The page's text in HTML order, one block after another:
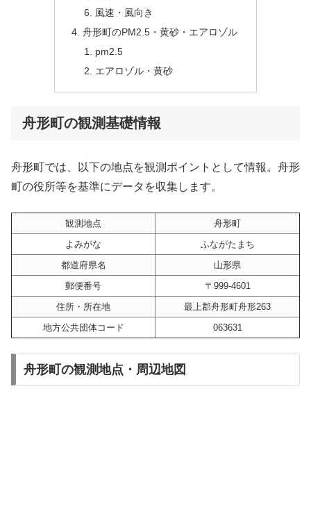
風速・風向き
舟形町のPM2.5・黄砂・エアロゾル
pm2.5
エアロゾル・黄砂
舟形町の観測基礎情報
舟形町では、以下の地点を観測ポイントとして情報。舟形
町の役所等を基準にデータを収集します。
観測地点
舟形町
よみがな
ふながたまち
都道府県名
山形県
郵便番号
〒999-4601
住所・所在地
最上郡舟形町舟形263
地方公共団体コード
063631
舟形町の観測地点・周辺地図